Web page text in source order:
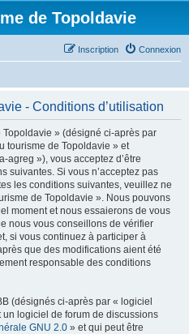
de Topoldavie
Connexion
Inscription
- Conditions d’utilisation
» (désigné ci-après par
tourisme de Topoldavie » et
agreg »), vous acceptez d’être
suivantes. Si vous n’acceptez pas
les conditions suivantes, veuillez ne
de Topoldavie ». Nous pouvons
moment et nous essaierons de vous
nous vous conseillons de vérifier
si vous continuez à participer à
que des modifications aient été
responsable des conditions
(désignés ci-après par « logiciel
logiciel de forum de discussions
GNU 2.0 » et qui peut être